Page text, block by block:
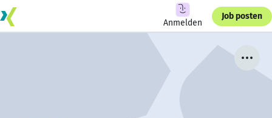
Anmelden
Job posten